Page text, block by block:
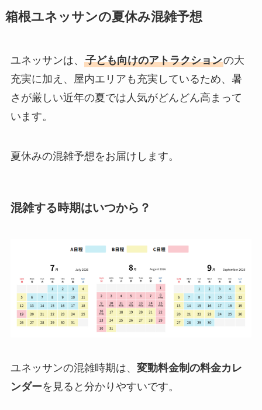
箱根ユネッサンの夏休み混雑予想
ユネッサンは、 子ども向けのアトラクションの大
充実に加え、屋内エリアも充実しているため、暑
さが厳しい近年の夏では人気がどんどん高まって
います。
夏休みの混雑予想をお届けします。
混雑する時期はいつから？
ユネッサンの混雑時期は、 変動料金制の料金カレ
ンダーを見ると分かりやすいです。